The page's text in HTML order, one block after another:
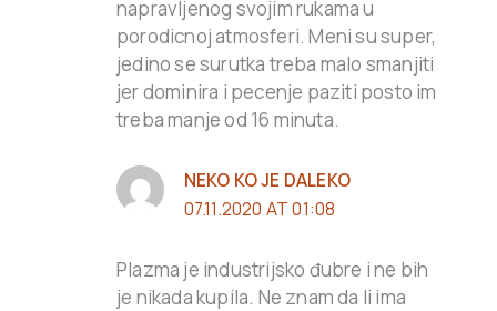
napravljenog svojim rukama u
porodicnoj atmosferi. Meni su super,
jedino se surutka treba malo smanjiti
jer dominira i pecenje paziti posto im
treba manje od 16 minuta.
NEKO KO JE DALEKO
07.11.2020 AT 01:08
Plazma je industrijsko đubre i ne bih
je nikada kupila. Ne znam da li ima